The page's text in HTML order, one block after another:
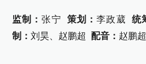
监制：张宁 策划：李政葳 统
制： 刘昊、赵鹏超 配音： 赵鹏超